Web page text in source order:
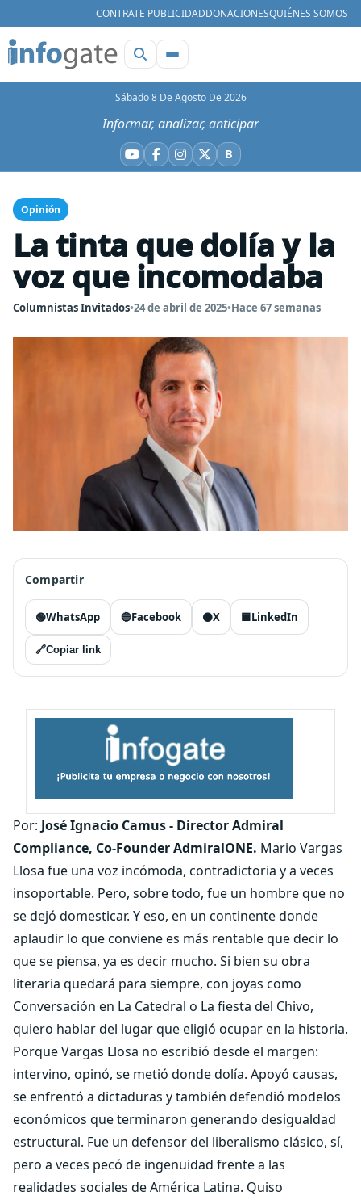
CONTRATE PUBLICIDADDONACIONESQUIÉNES SOMOS
Sábado 8 De Agosto De 2026
Informar, analizar, anticipar
YouTube
Facebook
Instagram
X BBluesky
Opinión
La tinta que dolía y la
voz que incomodaba
Columnistas Invitados•24 de abril de 2025•Hace 67 semanas
Compartir
🟢WhatsApp 🔵Facebook ⚫X 🟦LinkedIn
🔗Copiar link
Por: José Ignacio Camus - Director Admiral
Compliance, Co-Founder AdmiralONE. Mario Vargas
Llosa fue una voz incómoda, contradictoria y a veces
insoportable. Pero, sobre todo, fue un hombre que no
se dejó domesticar. Y eso, en un continente donde
aplaudir lo que conviene es más rentable que decir lo
que se piensa, ya es decir mucho. Si bien su obra
literaria quedará para siempre, con joyas como
Conversación en La Catedral o La fiesta del Chivo,
quiero hablar del lugar que eligió ocupar en la historia.
Porque Vargas Llosa no escribió desde el margen:
intervino, opinó, se metió donde dolía. Apoyó causas,
se enfrentó a dictaduras y también defendió modelos
económicos que terminaron generando desigualdad
estructural. Fue un defensor del liberalismo clásico, sí,
pero a veces pecó de ingenuidad frente a las
realidades sociales de América Latina. Quiso